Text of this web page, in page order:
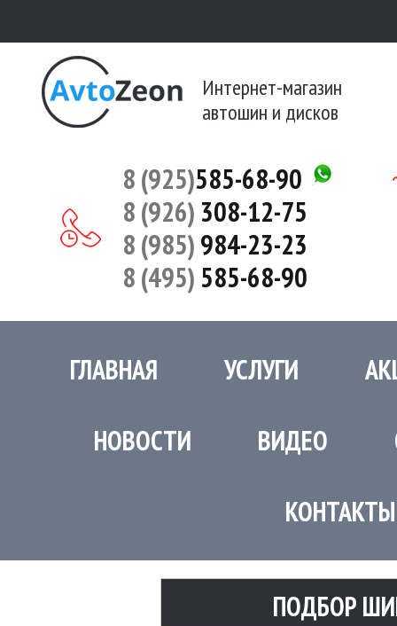
Интернет-магазин
автошин и дисков
8 (925)585-68-90
8 (926) 308-12-75
8 (985)984-23-23
8 (495)585-68-90
ГЛАВНАЯ УСЛУГИ
НОВОСТИ ВИДЕО
КОНТАКТЫ
ПОДБОР